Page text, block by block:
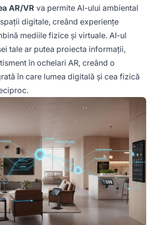
AR/VR va permite AI-ului ambiental
digitale, creând experiențe
mediile fizice și virtuale. AI-ul
tale ar putea proiecta informații,
în ochelari AR, creând o
în care lumea digitală și cea fizică